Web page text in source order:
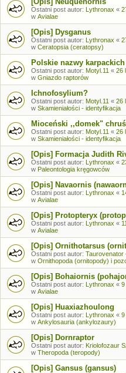
Ostatni post autor: Lythronax «
w Avialae
[Opis] Dysganus
Ostatni post autor: Lythronax «
w Ceratopsia (ceratopsy)
Polskie nazwy
Ostatni post autor: Motyl.11 « 26
w Gniazdo raptorów
Ichnofosylium?
Ostatni post autor: Motyl.11 « 26
w Skamieniałości - identyfikacja
Mioceński ,,domek"
Ostatni post autor: Motyl.11 « 26
w Skamieniałości - identyfikacja
[Opis] Formacja Judith
Ostatni post autor: Lythronax «
w Paleontologia kręgowców
[Opis] Navaornis
Ostatni post autor: Lythronax «
w Avialae
[Opis] Protopteryx
Ostatni post autor: Lythronax «
w Avialae
[Opis] Ornithotarsus
Ostatni post autor: Taurovenator
w Ornithopoda (ornitopody) i
[Opis] Bohaiornis
Ostatni post autor: Lythronax « 9
w Avialae
[Opis] Huaxiazhoulong
Ostatni post autor: Lythronax « 9
w Ankylosauria (ankylozaury)
[Opis] Dornraptor
Ostatni post autor: Kriolofozaur
w Theropoda (teropody)
[Opis] Gansus (gansus)